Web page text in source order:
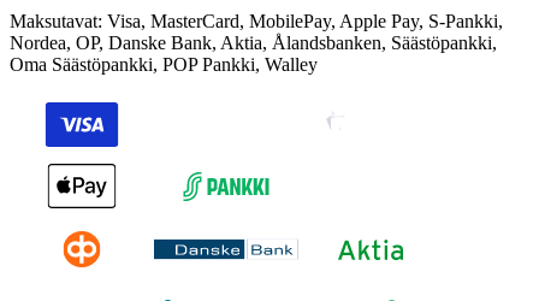
Maksutavat: Visa, MasterCard, MobilePay, Apple Pay, S-Pankki,
Nordea, OP, Danske Bank, Aktia, Ålandsbanken, Säästöpankki,
Oma Säästöpankki, POP Pankki, Walley